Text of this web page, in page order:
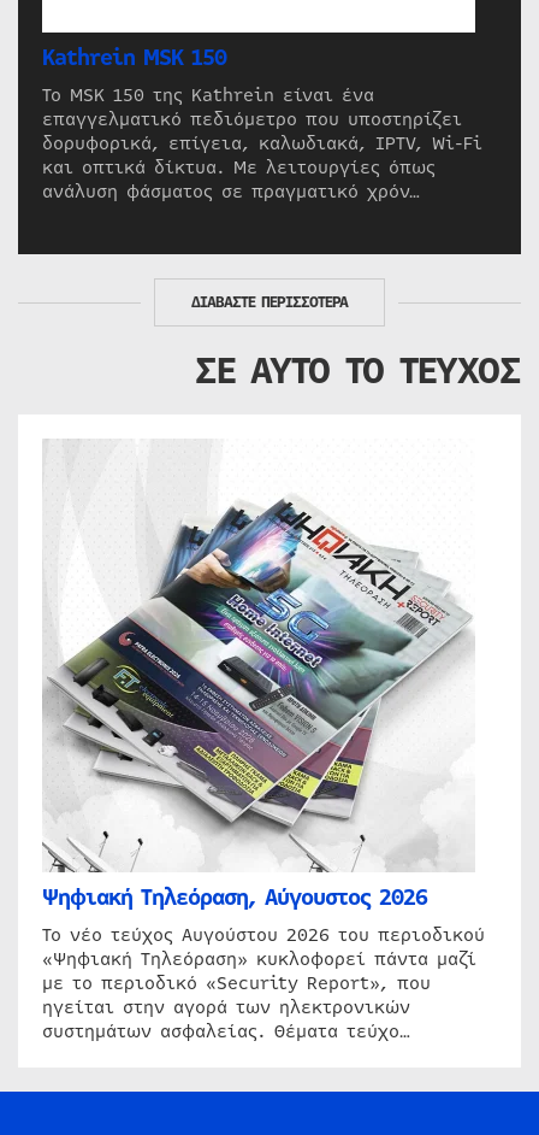
Kathrein MSK 150
Το MSK 150 της Kathrein είναι ένα
επαγγελματικό πεδιόμετρο που υποστηρίζει
δορυφορικά, επίγεια, καλωδιακά, IPTV, Wi-Fi
και οπτικά δίκτυα. Με λειτουργίες όπως
ανάλυση φάσματος σε πραγματικό χρόν…
ΔΙΑΒΑΣΤΕ ΠΕΡΙΣΣΟΤΕΡΑ
ΣΕ ΑΥΤΟ ΤΟ ΤΕΥΧΟΣ
Ψηφιακή Τηλεόραση, Αύγουστος 2026
Το νέο τεύχος Αυγούστου 2026 του περιοδικού
«Ψηφιακή Τηλεόραση» κυκλοφορεί πάντα μαζί
με το περιοδικό «Security Report», που
ηγείται στην αγορά των ηλεκτρονικών
συστημάτων ασφαλείας. Θέματα τεύχο…